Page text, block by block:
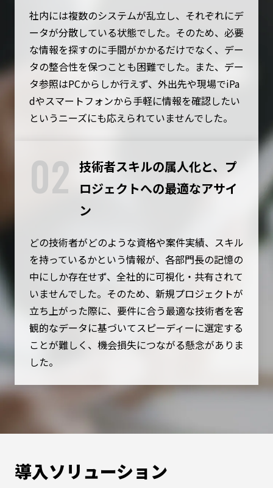
社内には複数のシステムが乱立し、それぞれにデ
ータが分散している状態でした。そのため、必要
な情報を探すのに手間がかかるだけでなく、デー
タの整合性を保つことも困難でした。また、デー
タ参照はPCからしか行えず、外出先や現場でiPa
dやスマートフォンから手軽に情報を確認したい
というニーズにも応えられていませんでした。
02 技術者スキルの属人化と、プ
ロジェクトへの最適なアサイ
ン
どの技術者がどのような資格や案件実績、スキル
を持っているかという情報が、各部門長の記憶の
中にしか存在せず、全社的に可視化・共有されて
いませんでした。そのため、新規プロジェクトが
立ち上がった際に、要件に合う最適な技術者を客
観的なデータに基づいてスピーディーに選定する
ことが難しく、機会損失につながる懸念がありま
した。
導入ソリューション